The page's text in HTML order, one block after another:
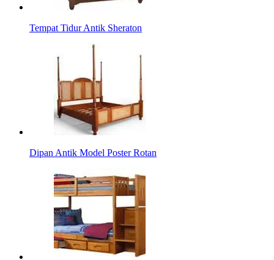
Tempat Tidur Antik Sheraton
Dipan Antik Model Poster Rotan